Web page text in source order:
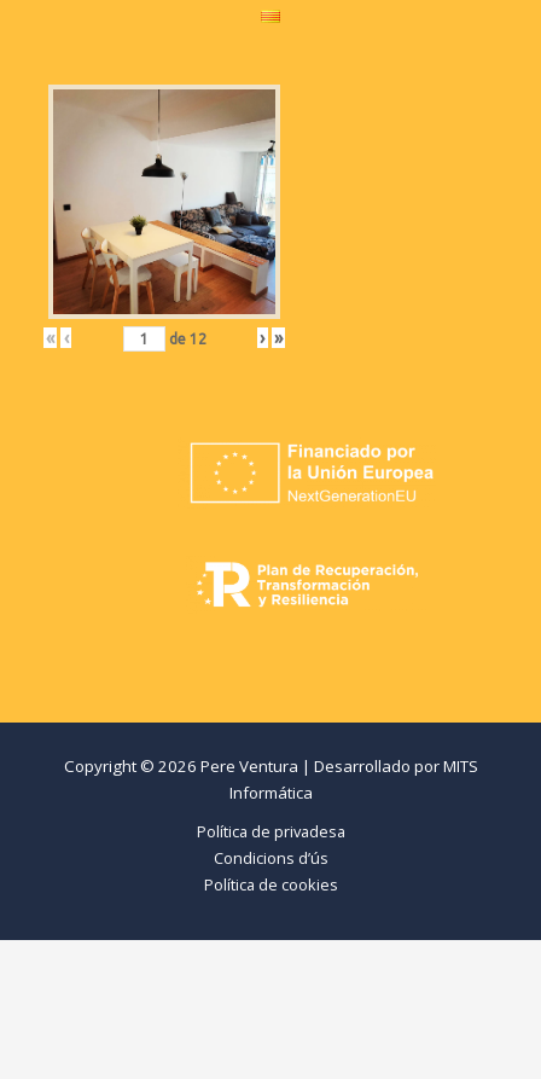
« ‹ de 12 › »
Copyright © 2026 Pere Ventura | Desarrollado porMITS
Informática
Política de privadesa
Condicions d’ús
Política de cookies